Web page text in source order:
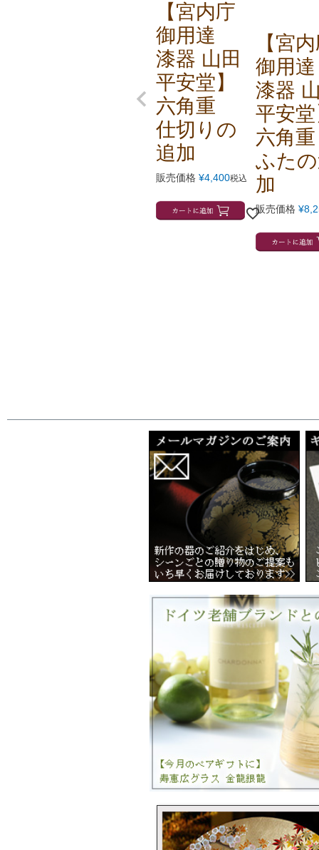
【宮内庁
御用達
漆器 山田
平安堂】
六角重
仕切りの
追加
販売価格 ¥4,400税込
【宮
御用
漆器
平安
六角
ふた
加
販売価格 ¥